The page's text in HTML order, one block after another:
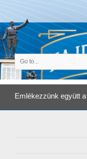
Go to...
Emlékezzünk együtt